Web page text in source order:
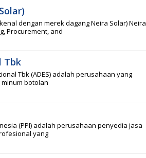
dengan merek dagang Neira Solar) Neira
Procurement, and
Tbk
Tbk (ADES) adalah perusahaan yang
botolan
(PPI) adalah perusahaan penyedia jasa
yang